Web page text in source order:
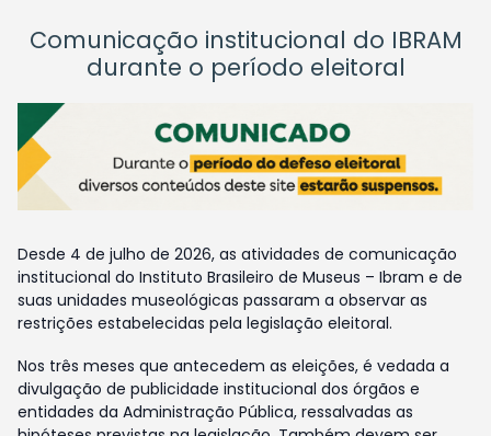
Comunicação institucional do IBRAM
durante o período eleitoral
Desde 4 de julho de 2026, as atividades de comunicação
institucional do Instituto Brasileiro de Museus – Ibram e de
suas unidades museológicas passaram a observar as
restrições estabelecidas pela legislação eleitoral.
Nos três meses que antecedem as eleições, é vedada a
divulgação de publicidade institucional dos órgãos e
entidades da Administração Pública, ressalvadas as